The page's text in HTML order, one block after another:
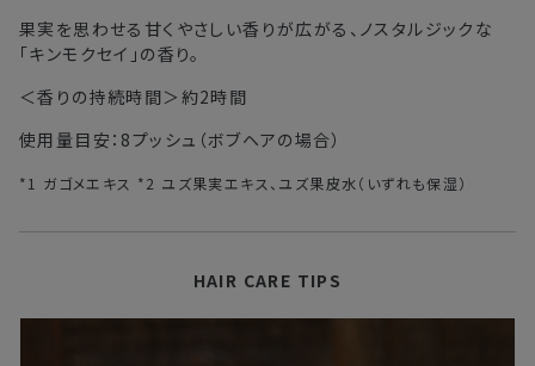
中国・四国・九州 3〜4日
※以下に該当する場合、上記の日程で発送できない場合がござ
・交通状況や天候による遅延
・ラッピングのご注文、繁忙期および休業期間中
・複数製品購入により配送手配に時間がかかる
果実を思わせる甘くやさしい香りが広がる、ノスタルジックな
「キンモクセイ」の香り。
＜香りの持続時間＞約2時間
使用量目安：8プッシュ（ボブヘアの場合）
*1 ガゴメエキス *2 ユズ果実エキス、ユズ果皮水（いずれも保湿）
HAIR CARE TIPS